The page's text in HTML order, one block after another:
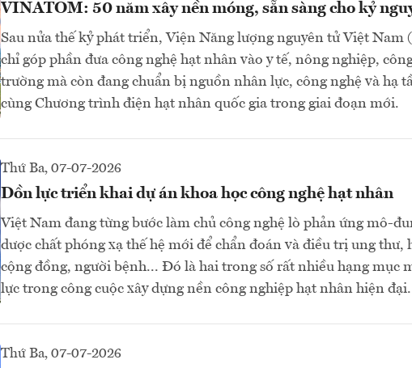
VINATOM: 50 năm xây nền móng, sẵn sàng cho kỷ
Sau nửa thế kỷ phát triển, Viện Năng lượng nguyên tử Việt
chỉ góp phần đưa công nghệ hạt nhân vào y tế, nông nghiệp,
trường mà còn đang chuẩn bị nguồn nhân lực, công nghệ và hạ
cùng Chương trình điện hạt nhân quốc gia trong giai đoạn mới.
Thứ Ba, 07-07-2026
Dồn lực triển khai dự án khoa học công nghệ hạt nhân
Việt Nam đang từng bước làm chủ công nghệ lò phản ứng mô-
dược chất phóng xạ thế hệ mới để chẩn đoán và điều trị ung thư,
cộng đồng, người bệnh... Đó là hai trong số rất nhiều hạng mục
lực trong công cuộc xây dựng nền công nghiệp hạt nhân hiện đại.
Thứ Ba, 07-07-2026